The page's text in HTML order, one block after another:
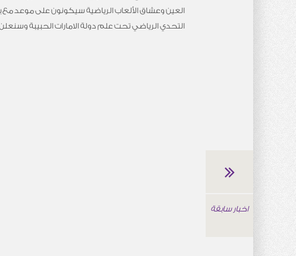
العين وعشاق الألعاب الرياضية سيكونون على موعد مع
التحدي الرياضي تحت علم دولة الامارات الحبيبة
اخبار سابقة